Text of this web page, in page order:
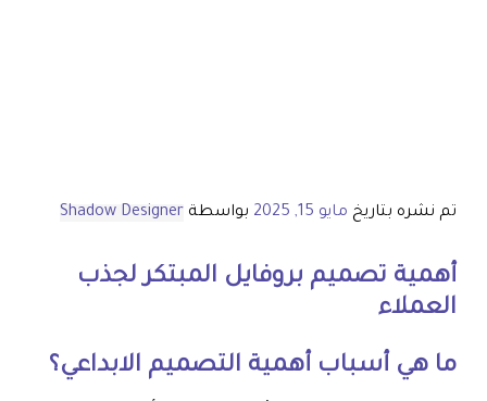
تم نشره بتاريخ مايو 15, 2025 بواسطة Shadow Designer
أهمية تصميم بروفايل المبتكر لجذب
العملاء
ما هي أسباب أهمية التصميم الابداعي؟